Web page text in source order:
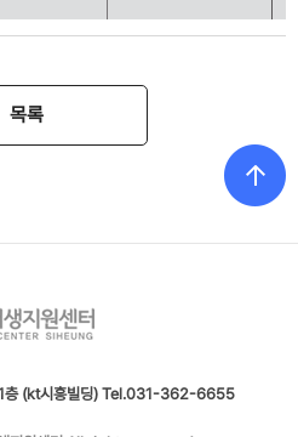
목록
1층 (kt시흥빌딩) Tel.031-362-6655